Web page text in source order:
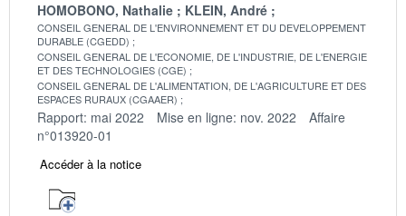
HOMOBONO, Nathalie KLEIN, André
CONSEIL GENERAL DE L'ENVIRONNEMENT ET DU DEVELOPPEMENT
DURABLE (CGEDD)
CONSEIL GENERAL DE L'ECONOMIE, DE L'INDUSTRIE, DE L'ENERGIE
ET DES TECHNOLOGIES (CGE)
CONSEIL GENERAL DE L'ALIMENTATION, DE L'AGRICULTURE ET DES
ESPACES RURAUX (CGAAER)
Rapport: mai 2022 Mise en ligne: nov. 2022
Affaire
n°013920-01
Accéder à la notice